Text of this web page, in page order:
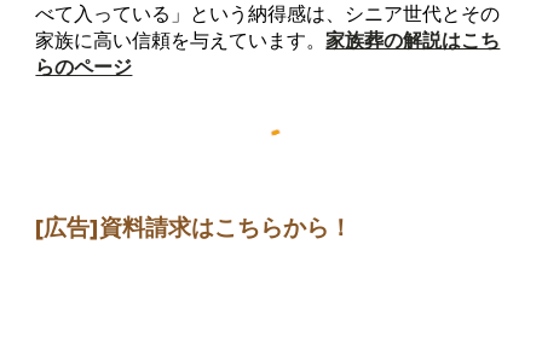
べて入っている」という納得感は、シニア世代とその
家族に高い信頼を与えています。家族葬の解説はこち
らのページ
[広告]資料請求はこちらから ！